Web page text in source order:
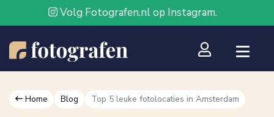
Volg Fotografen.nl op Instagram.
Home Blog Top 5 leuke fotolocaties in Amsterdam